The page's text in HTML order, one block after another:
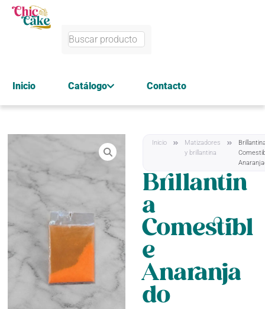
Inicio Catálogo Contacto
Inicio
Matizadores
y brillantina
Brillantin
a
Comestibl
e
Anaranja
do